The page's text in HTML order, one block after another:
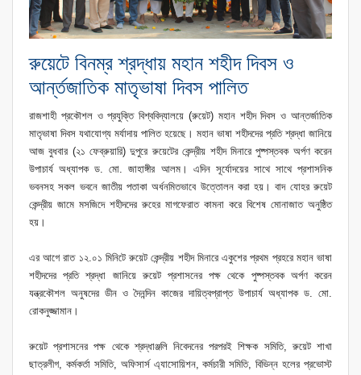
রুয়েটে বিনম্র শ্রদ্ধায় মহান শহীদ দিবস ও
আর্ন্তজাতিক মাতৃভাষা দিবস পালিত
রাজশাহী প্রকৌশল ও প্রযুক্তি বিশ্ববিদ্যালয়ে (রুয়েট) মহান শহীদ দিবস ও আন্তর্জাতিক
মাতৃভাষা দিবস যথাযোগ্য মর্যাদায় পালিত হয়েছে। মহান ভাষা শহীদদের প্রতি শ্রদ্ধা জানিয়ে
আজ বুধবার (২১ ফেব্রুয়ারি) দুপুরে রুয়েটের কেন্দ্রীয় শহীদ মিনারে পুষ্পস্তবক অর্পণ করেন
উপাচার্য অধ্যাপক ড. মো. জাহাঙ্গীর আলম। এদিন সূর্যোদয়ের সাথে সাথে প্রশাসনিক
ভবনসহ সকল ভবনে জাতীয় পতাকা অর্ধনমিতভাবে উত্তোলন করা হয়। বাদ যোহর রুয়েট
কেন্দ্রীয় জামে মসজিদে শহীদদের রুহের মাগফেরাত কামনা করে বিশেষ মোনাজাত অনুষ্ঠিত
হয়।
এর আগে রাত ১২.০১ মিনিটে রুয়েট কেন্দ্রীয় শহীদ মিনারে একুশের প্রথম প্রহরে মহান ভাষা
শহীদদের প্রতি শ্রদ্ধা জানিয়ে রুয়েট প্রশাসনের পক্ষ থেকে পুষ্পস্তবক অর্পণ করেন
যন্ত্রকৌশল অনুষদের ডীন ও দৈনন্দিন কাজের দায়িত্বপ্রাপ্ত উপাচার্য অধ্যাপক ড. মো.
রোকনুজ্জামান।
রুয়েট প্রশাসনের পক্ষ থেকে শ্রদ্ধাঞ্জলি নিবেদনের পরপরই শিক্ষক সমিতি, রুয়েট শাখা
ছাত্রলীগ, কর্মকর্তা সমিতি, অফিসার্স এ্যাসোয়িশন, কর্মচারী সমিতি, বিভিন্ন হলের প্রভোস্ট